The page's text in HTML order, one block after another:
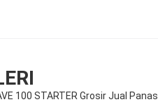
100 STARTER Grosir Jual Panas